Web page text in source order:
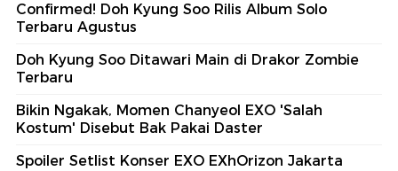
Confirmed! Doh Kyung Soo Rilis Album Solo
Terbaru Agustus
Doh Kyung Soo Ditawari Main di Drakor Zombie
Terbaru
Bikin Ngakak, Momen Chanyeol EXO 'Salah
Kostum' Disebut Bak Pakai Daster
Spoiler Setlist Konser EXO EXhOrizon Jakarta